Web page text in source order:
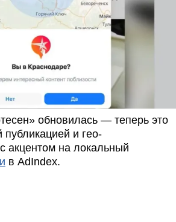
обновилась — теперь это
публикацией и гео-
акцентом на локальный
в AdIndex.